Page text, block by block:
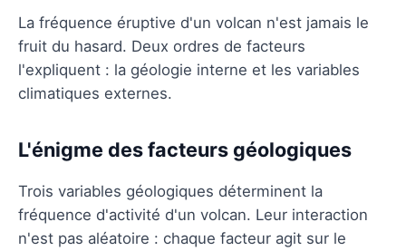
La fréquence éruptive d'un volcan n'est jamais le
fruit du hasard. Deux ordres de facteurs
l'expliquent : la géologie interne et les variables
climatiques externes.
L'énigme des facteurs géologiques
Trois variables géologiques déterminent la
fréquence d'activité d'un volcan. Leur interaction
n'est pas aléatoire : chaque facteur agit sur le